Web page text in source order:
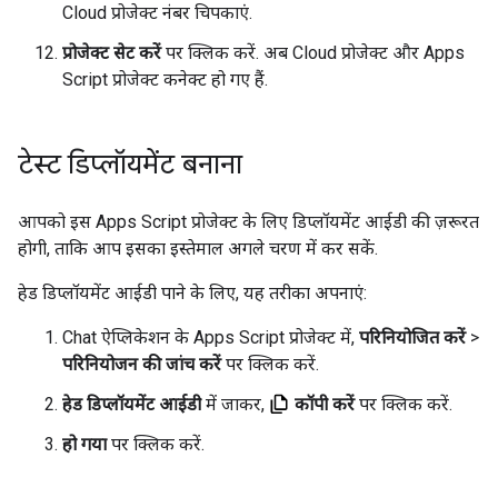
Cloud प्रोजेक्ट नंबर चिपकाएं.
प्रोजेक्ट सेट करेंपर क्लिक करें. अब Cloud प्रोजेक्ट और Apps
Script प्रोजेक्ट कनेक्ट हो गए हैं.
टेस्ट डिप्लॉयमेंट बनाना
आपको इस Apps Script प्रोजेक्ट के लिए डिप्लॉयमेंट आईडी की ज़रूरत
होगी, ताकि आप इसका इस्तेमाल अगले चरण में कर सकें.
हेड डिप्लॉयमेंट आईडी पाने के लिए, यह तरीका अपनाएं:
Chat ऐप्लिकेशन के Apps Script प्रोजेक्ट में, परिनियोजित करें >
परिनियोजन की जांच करेंपर क्लिक करें.
हेड डिप्लॉयमेंट आईडीमें जाकर, कॉपी करेंपर क्लिक करें.
हो गयापर क्लिक करें.